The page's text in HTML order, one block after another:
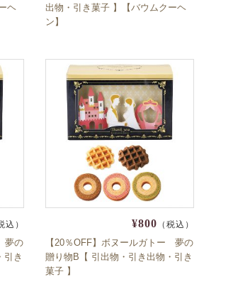
ヘ
出物・引き菓子 】【バウムクーヘ
ン】
込）
夢の
引き
¥800 （税込）
【20％OFF】ボヌールガトー 夢の
贈り物B【 引出物・引き出物・引き
菓子 】